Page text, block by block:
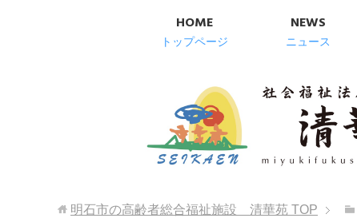
HOME
トップページ
NEWS
ニュース
明石市の高齢者総合福祉施設 清華苑 TOP